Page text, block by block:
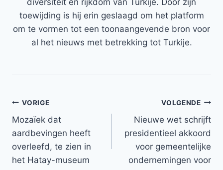
diversiteit en rijkdom van Turkije. Door zijn
toewijding is hij erin geslaagd om het platform
om te vormen tot een toonaangevende bron voor
al het nieuws met betrekking tot Turkije.
Bericht
navigatie
VORIGE
Mozaïek dat
aardbevingen heeft
overleefd, te zien in
het Hatay-museum
VOLGENDE
Nieuwe wet schrijft
presidentieel akkoord
voor gemeentelijke
ondernemingen voor